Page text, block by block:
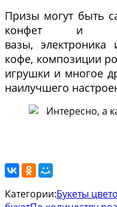
Призы могут быть
конфет и
вазы,
кофе, композиции
игрушки и многое
наилучшего
Категории:Букеты